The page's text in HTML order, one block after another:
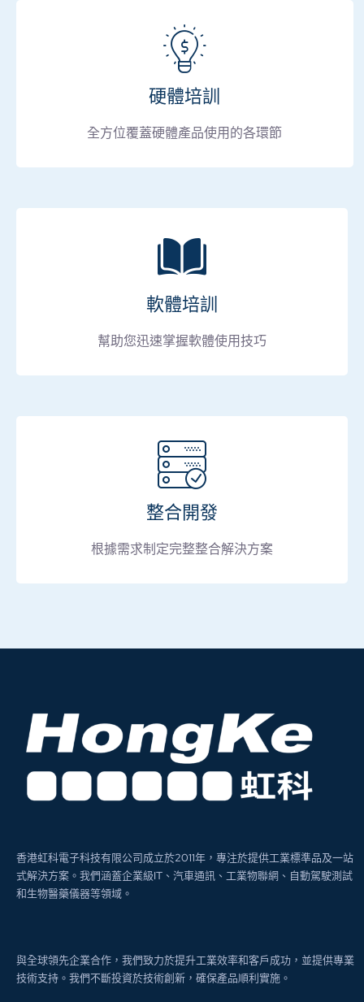
硬體培訓
全方位覆蓋硬體產品使用的各環節
軟體培訓
幫助您迅速掌握軟體使用技巧
整合開發
根據需求制定完整整合解決方案
香港虹科電子科技有限公司成立於2011年，專注於提供工業標準品及一站
式解決方案。我們涵蓋企業級IT、汽車通訊、工業物聯網、自動駕駛測試
和生物醫藥儀器等領域。
與全球領先企業合作，我們致力於提升工業效率和客戶成功，並提供專業
技術支持。我們不斷投資於技術創新，確保產品順利實施。